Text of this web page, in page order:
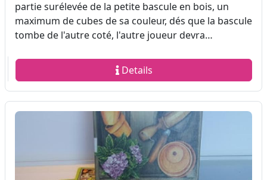
partie surélevée de la petite bascule en bois, un
maximum de cubes de sa couleur, dés que la bascule
tombe de l'autre coté, l'autre joueur devra…
Details